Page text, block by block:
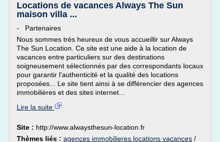
Locations de vacances Always The Sun
maison villa ...
- Partenaires
Nous sommes très heureux de vous accueillir sur Always
The Sun Location. Ce site est une aide à la location de
vacances entre particuliers sur des destinations
soigneusement sélectionnés par des correspondants locaux
pour garantir l'authenticité et la qualité des locations
proposées... Le site tient ainsi à se différencier des agences
immobilières et des sites internet...
Lire la suite
Site : http://www.alwaysthesun-location.fr
Thèmes liés : agences immobilieres locations vacances /